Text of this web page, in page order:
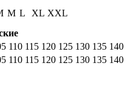
M L XL XXL
110 115 120 125 130 135 140
110 115 120 125 130 135 140